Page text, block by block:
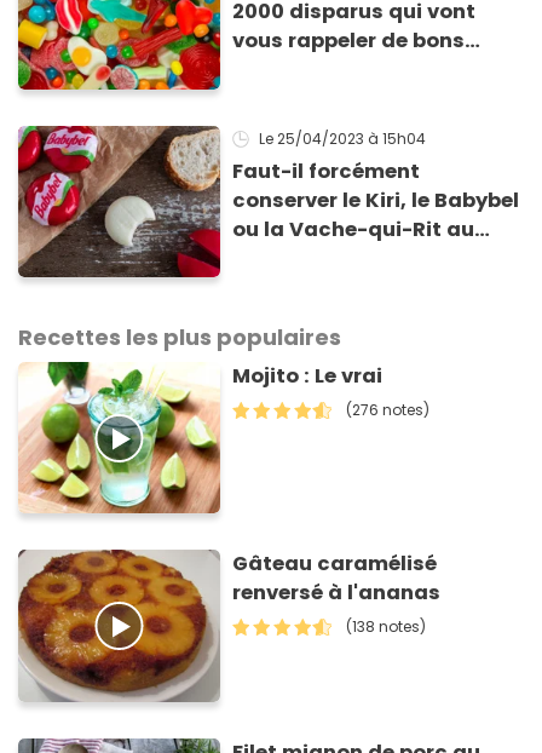
2000 disparus qui vont
vous rappeler de bons
Le 25/04/2023 à 15h04
Faut-il forcément
conserver le Kiri, le Babybel
ou la Vache-qui-Rit au
Recettes les plus populaires
Mojito : Le vrai
(276 notes)
Gâteau caramélisé
renversé à l'ananas
(138 notes)